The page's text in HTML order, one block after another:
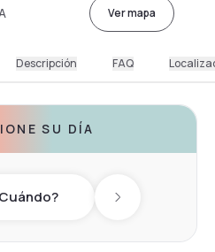
Ver mapa
Descripción FAQ
SU DÍA
Next day